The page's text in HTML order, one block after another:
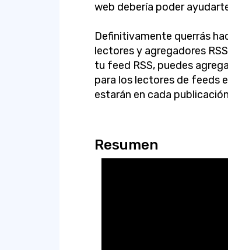
web debería poder
Definitivamente querrás
lectores y agregadores
tu feed RSS, puedes
para los lectores de feeds
estarán en cada
Resumen